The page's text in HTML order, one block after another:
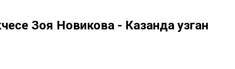
Зоя Новикова - Казанда узган